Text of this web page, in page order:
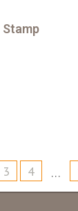
3 4 …